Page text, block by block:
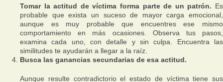
Tomar la actitud de víctima forma parte de un patrón. Es
probable que exista un suceso de mayor carga emocional,
aunque es muy probable que encuentres ese mismo
comportamiento en más ocasiones. Observa tus pasos,
examina cada uno, con detalle y sin culpa. Encuentra las
similitudes te ayudarán a llegar a la raíz.
Busca las ganancias secundarias de esa actitud.
Aunque resulte contradictorio el estado de víctima tiene sus